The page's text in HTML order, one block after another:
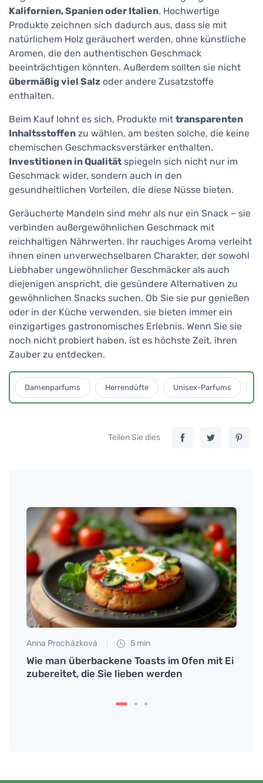
Kalifornien, Spanien oder Italien. Hochwertige
Produkte zeichnen sich dadurch aus, dass sie mit
natürlichem Holz geräuchert werden, ohne künstliche
Aromen, die den authentischen Geschmack
beeinträchtigen könnten. Außerdem sollten sie nicht
übermäßig viel Salz oder andere Zusatzstoffe
enthalten.
Beim Kauf lohnt es sich, Produkte mit transparenten
Inhaltsstoffen zu wählen, am besten solche, die keine
chemischen Geschmacksverstärker enthalten.
Investitionen in Qualität spiegeln sich nicht nur im
Geschmack wider, sondern auch in den
gesundheitlichen Vorteilen, die diese Nüsse bieten.
Geräucherte Mandeln sind mehr als nur ein Snack – sie
verbinden außergewöhnlichen Geschmack mit
reichhaltigen Nährwerten. Ihr rauchiges Aroma verleiht
ihnen einen unverwechselbaren Charakter, der sowohl
Liebhaber ungewöhnlicher Geschmäcker als auch
diejenigen anspricht, die gesündere Alternativen zu
gewöhnlichen Snacks suchen. Ob Sie sie pur genießen
oder in der Küche verwenden, sie bieten immer ein
einzigartiges gastronomisches Erlebnis. Wenn Sie sie
noch nicht probiert haben, ist es höchste Zeit, ihren
Zauber zu entdecken.
Damenparfums Herrendüfte Unisex-Parfums
Teilen Sie dies
Anna Procházková 5 min
Wie man überbackene Toasts im Ofen mit Ei
zubereitet, die Sie lieben werden